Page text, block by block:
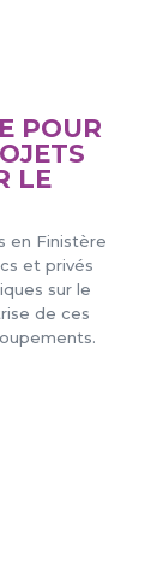
POUR
LE
en Finistère
et privés
sur le
de ces